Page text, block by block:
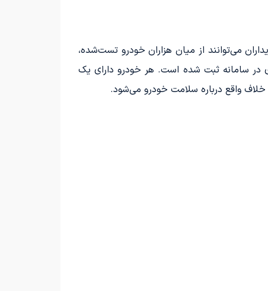
می‌توانند از میان هزاران خودرو تست‌شده،
در سامانه ثبت شده است. هر خودرو دارای یک
واقع درباره سلامت خودرو می‌شود.